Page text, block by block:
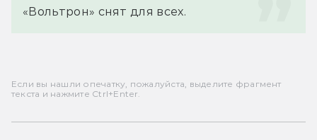
«Вольтрон» снят для всех.
Если вы нашли опечатку, пожалуйста, выделите фрагмент
текста и нажмите Ctrl+Enter.